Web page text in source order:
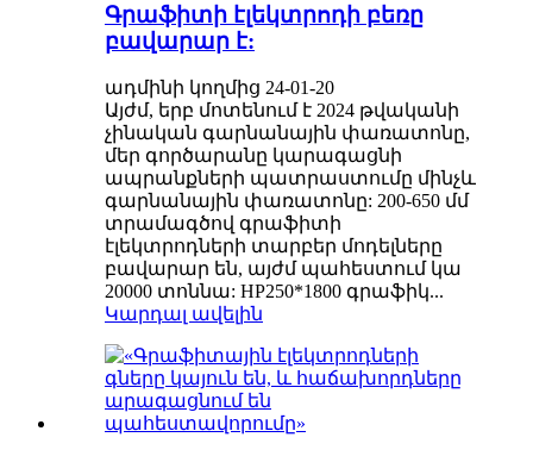
Գրաֆիտի էլեկտրոդի բեռը
բավարար է:
ադմինի կողմից 24-01-20
Այժմ, երբ մոտենում է 2024 թվականի
չինական գարնանային փառատոնը,
մեր գործարանը կարագացնի
ապրանքների պատրաստումը մինչև
գարնանային փառատոնը: 200-650 մմ
տրամագծով գրաֆիտի
էլեկտրոդների տարբեր մոդելները
բավարար են, այժմ պահեստում կա
20000 տոննա: HP250*1800 գրաֆիկ...
Կարդալ ավելին